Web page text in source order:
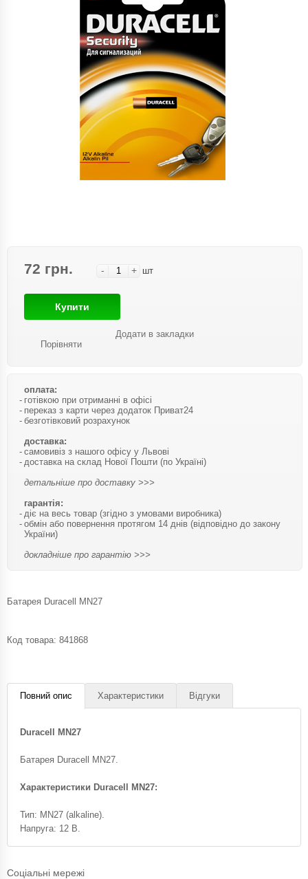
72 грн. - + шт
Купити
Порівняти
Додати в закладки
оплата:
готівкою при отриманні в офісі
переказ з карти через додаток Приват24
безготівковий розрахунок
доставка:
самовивіз з нашого офісу у Львові
доставка на склад Нової Пошти (по Україні)
детальніше про доставку >>>
гарантія:
діє на весь товар (згідно з умовами виробника)
обмін або повернення протягом 14 днів (відповідно до закону
України)
докладніше про гарантію >>>
Батарея Duracell MN27
Код товара: 841868
Повний опис Характеристики Відгуки
Duracell MN27
Батарея Duracell MN27.
Характеристики Duracell MN27:
Тип: MN27 (alkaline).
Напруга: 12 В.
Соціальні мережі